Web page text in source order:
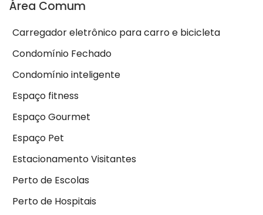
Área Comum
Carregador eletrônico para carro e bicicleta
Condomínio Fechado
Condomínio inteligente
Espaço fitness
Espaço Gourmet
Espaço Pet
Estacionamento Visitantes
Perto de Escolas
Perto de Hospitais